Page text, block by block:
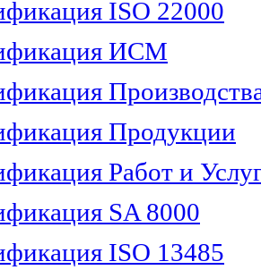
ISO 22000
ИСМ
Продукции
Работ и
SA 8000
ISO 13485